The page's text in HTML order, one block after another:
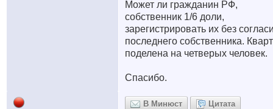
Может ли гражданин РФ,
собственник 1/6 доли,
зарегистрировать их без
последнего собственника.
поделена на четверых человек.
Спасибо.
В Минюст
Цитата